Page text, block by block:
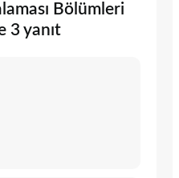
Bölümleri
3 yanıt